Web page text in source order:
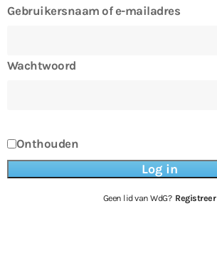
Gebruikersnaam of e-mailadres
Wachtwoord
Onthouden
Geen lid van WdG? Registreer